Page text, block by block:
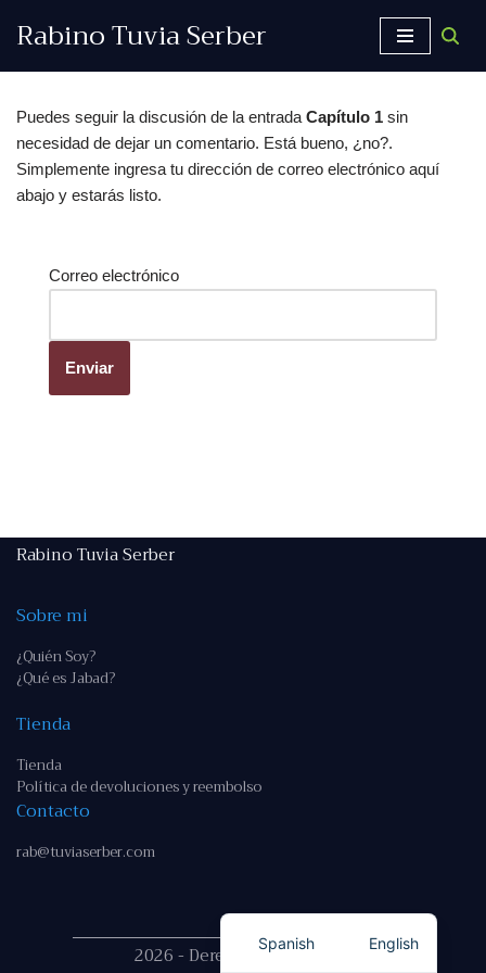
contenido
Rabino Tuvia Serber
Puedes seguir la discusión de la entrada Capítulo 1 sin
necesidad de dejar un comentario. Está bueno, ¿no?.
Simplemente ingresa tu dirección de correo electrónico aquí
abajo y estarás listo.
Correo electrónico
Rabino Tuvia Serber
Sobre mi
¿Quién Soy?
¿Qué es Jabad?
Tienda
Tienda
Política de devoluciones y reembolso
Contacto
rab@tuviaserber.com
2026 - Derechos reservados
Spanish English